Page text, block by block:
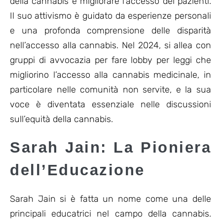
Il suo attivismo è guidato da esperienze personali
e una profonda comprensione delle disparità
nell’accesso alla cannabis. Nel 2024, si allea con
gruppi di avvocazia per fare lobby per leggi che
migliorino l’accesso alla cannabis medicinale, in
particolare nelle comunità non servite, e la sua
voce è diventata essenziale nelle discussioni
sull’equità della cannabis.
Sarah Jain: La Pioniera
dell’Educazione
Sarah Jain si è fatta un nome come una delle
principali educatrici nel campo della cannabis.